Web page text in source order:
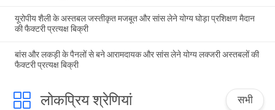
यूरोपीय शैली के अस्तबल जस्तीकृत मजबूत और सांस लेने योग्य घोड़ा प्रशिक्षण मैदान
की फैक्टरी प्रत्यक्ष बिक्री
बांस और लकड़ी के पैनलों से बने आरामदायक और सांस लेने योग्य लक्जरी अस्तबलों की
फैक्टरी प्रत्यक्ष बिक्री
लोकप्रिय श्रेणियां सभी